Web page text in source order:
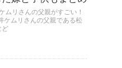
ムリさんの父親がすごい！
ケムリさんの父親である松
ど